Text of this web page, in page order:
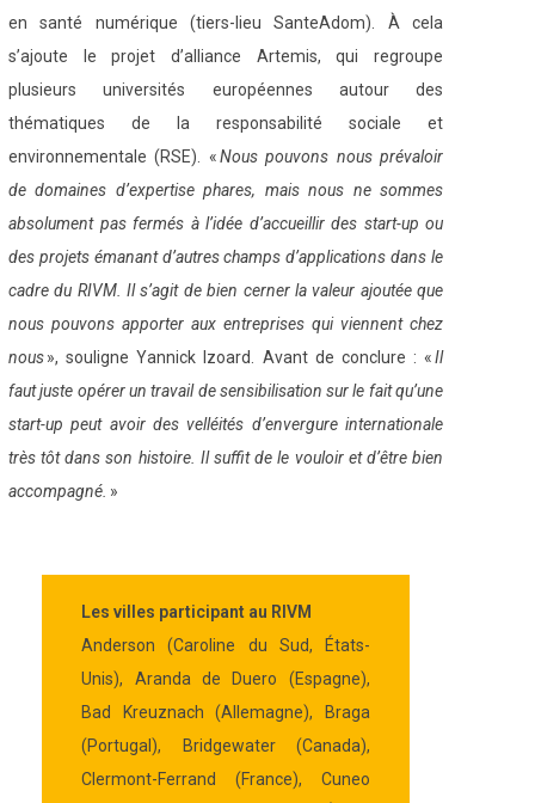
en santé numérique (tiers-lieu SanteAdom). À cela
s’ajoute le projet d’alliance Artemis, qui regroupe
plusieurs universités européennes autour des
thématiques de la responsabilité sociale et
environnementale (RSE). «Nous pouvons nous prévaloir
de domaines d’expertise phares, mais nous ne sommes
absolument pas fermés à l’idée d’accueillir des start-up ou
des projets émanant d’autres champs d’applications dans le
cadre du RIVM. Il s’agit de bien cerner la valeur ajoutée que
nous pouvons apporter aux entreprises qui viennent chez
nous», souligne Yannick Izoard. Avant de conclure : «Il
faut juste opérer un travail de sensibilisation sur le fait qu’une
start-up peut avoir des velléités d’envergure internationale
très tôt dans son histoire. Il suffit de le vouloir et d’être bien
accompagné. »
Les villes participant au RIVM
Anderson (Caroline du Sud, États-
Unis), Aranda de Duero (Espagne),
Bad Kreuznach (Allemagne), Braga
(Portugal), Bridgewater (Canada),
Clermont-Ferrand (France), Cuneo